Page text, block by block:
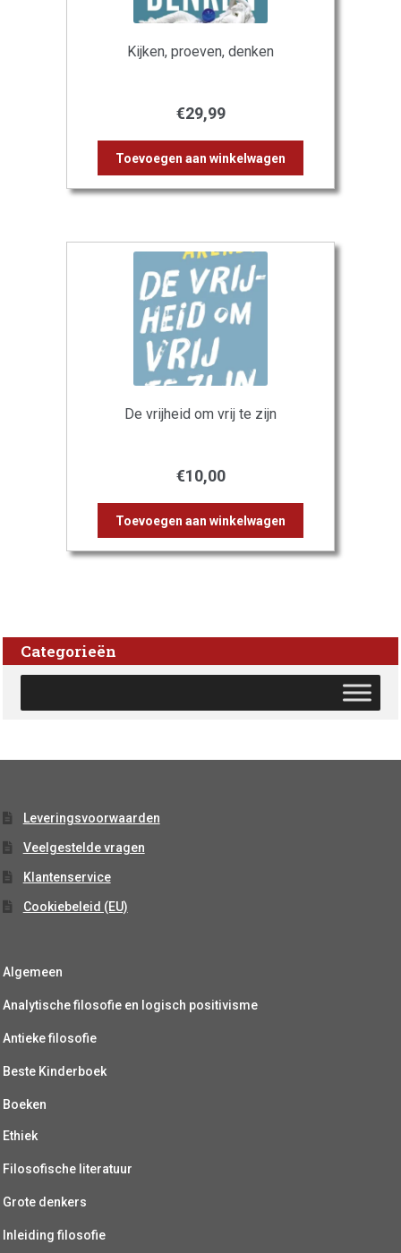
Kijken, proeven, denken
€29,99
Toevoegen aan winkelwagen
De vrijheid om vrij te zijn
€10,00
Toevoegen aan winkelwagen
Categorieën
Leveringsvoorwaarden
Veelgestelde vragen
Klantenservice
Cookiebeleid (EU)
Algemeen
Analytische filosofie en logisch positivisme
Antieke filosofie
Beste Kinderboek
Boeken
Ethiek
Filosofische literatuur
Grote denkers
Inleiding filosofie